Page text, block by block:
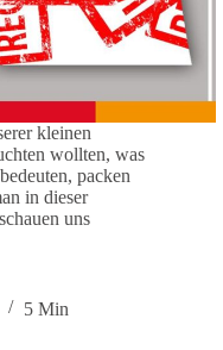
kleinen
wollten, was
packen
in dieser
uns
5 Min